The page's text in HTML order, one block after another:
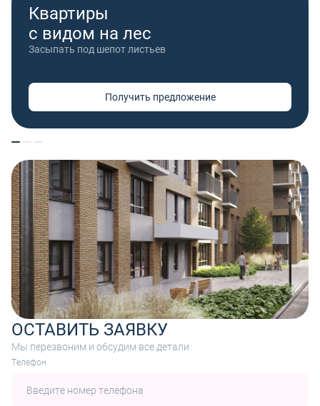
Квартиры
с видом на лес
Засыпать под шепот листьев
Получить предложение
ОСТАВИТЬ ЗАЯВКУ
Мы перезвоним и обсудим все детали
Tелефон